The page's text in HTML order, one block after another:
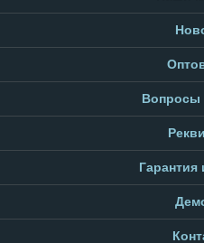
Вопросы
Гарантия